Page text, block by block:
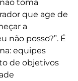
toma
que age de
a
não posso?”. É
equipes
de objetivos